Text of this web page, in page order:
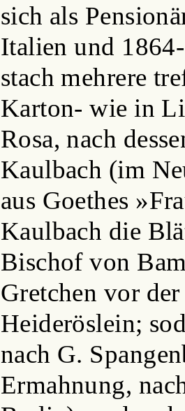
sich als
Italien und
stach mehrere
Karton- wie in
Rosa, nach
Kaulbach (im
aus Goethes
Kaulbach die
Bischof von
Gretchen vor
Heideröslein;
nach G.
Ermahnung,